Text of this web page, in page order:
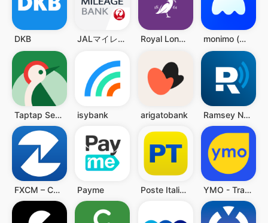
DKB JALマイレージバンク Royal London monimo (모니모, 삼성금융네트웍스)
Taptap Send: Send money abroad isybank arigatobank Ramsey Network
FXCM – CFD & Forex Trading Payme Poste Italiane YMO - Transfert d'argent